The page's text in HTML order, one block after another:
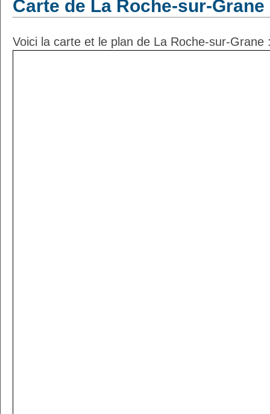
Carte de La Roche-sur-Grane
Voici la carte et le plan de La Roche-sur-Grane